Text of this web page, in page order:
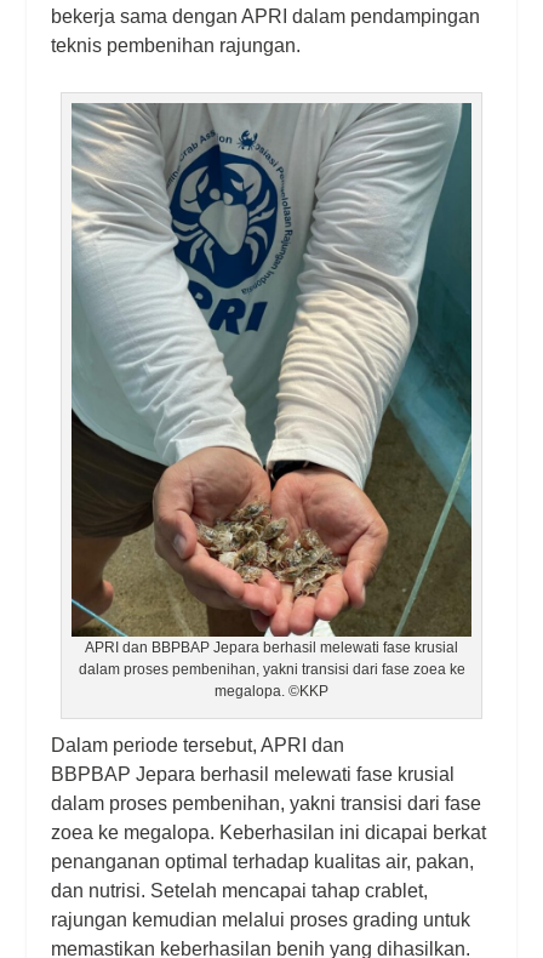
bekerja sama dengan APRI dalam pendampingan
teknis pembenihan rajungan.
APRI dan BBPBAP Jepara berhasil melewati fase krusial
dalam proses pembenihan, yakni transisi dari fase zoea ke
megalopa. ©KKP
Dalam periode tersebut, APRI dan
BBPBAP Jepara berhasil melewati fase krusial
dalam proses pembenihan, yakni transisi dari fase
zoea ke megalopa. Keberhasilan ini dicapai berkat
penanganan optimal terhadap kualitas air, pakan,
dan nutrisi. Setelah mencapai tahap crablet,
rajungan kemudian melalui proses grading untuk
memastikan keberhasilan benih yang dihasilkan.